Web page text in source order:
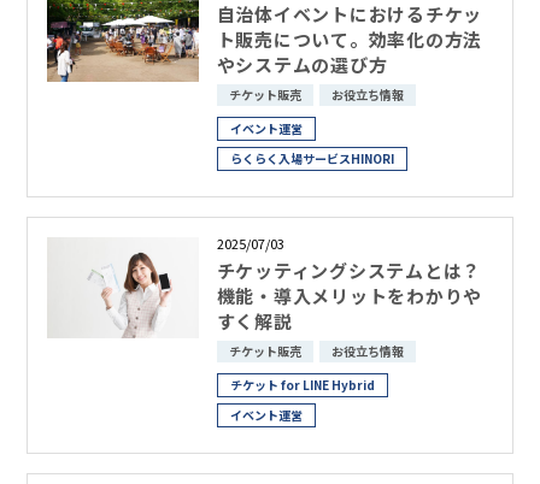
自治体イベントにおけるチケッ
ト販売について。効率化の方法
やシステムの選び方
チケット販売
お役立ち情報
イベント運営
らくらく入場サービスHINORI
2025/07/03
チケッティングシステムとは？
機能・導入メリットをわかりや
すく解説
チケット販売
お役立ち情報
チケット for LINE Hybrid
イベント運営